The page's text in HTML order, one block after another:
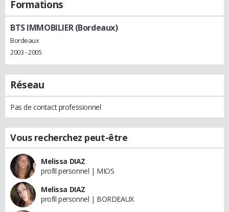
Formations
BTS IMMOBILIER (Bordeaux)
Bordeaux
2003 - 2005
Réseau
Pas de contact professionnel
Vous recherchez peut-être
Melissa DIAZ
profil personnel | MIOS
Melissa DIAZ
profil personnel | BORDEAUX